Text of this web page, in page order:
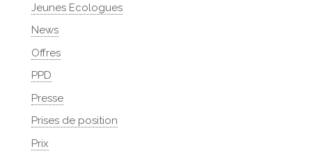
Jeunes Ecologues
News
Offres
PPD
Presse
Prises de position
Prix